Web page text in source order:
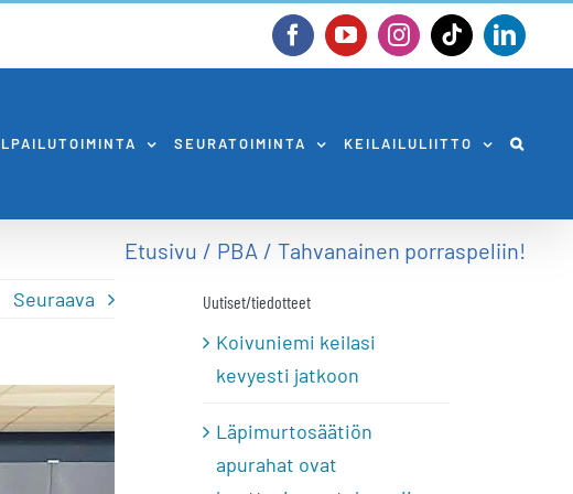
FacebookYouTubeInstagram
Tiktok
SEURATOIMINTA KEILAILULIITTO
Etusivu PBA Tahvanainen porraspeliin!
Seuraava Uutiset/tiedotteet
Koivuniemi keilasi
kevyesti jatkoon
Läpimurtosäätiön
apurahat ovat